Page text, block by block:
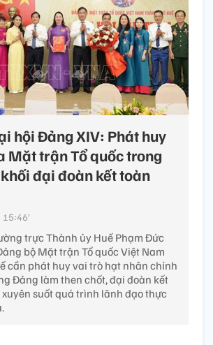
hội Đảng XIV: Phát huy
Mặt trận Tổ quốc trong
đại đoàn kết toàn
trực Thành ủy Huế Phạm Đức
bộ Mặt trận Tổ quốc Việt Nam
cần phát huy vai trò hạt nhân chính
Đảng làm then chốt, đại đoàn kết
xuyên suốt quá trình lãnh đạo thực